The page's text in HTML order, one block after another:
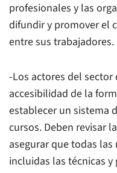
profesionales y las
difundir y promover el
entre sus trabajadores.
-Los actores del
accesibilidad de la
establecer un sistema
cursos. Deben revisar
asegurar que todas
incluidas las técnicas y